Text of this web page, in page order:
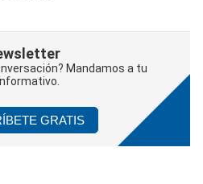
Mandamos a tu
GRATIS